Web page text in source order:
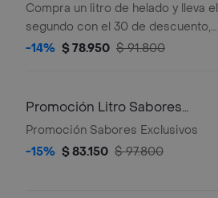
Compra un litro de helado y lleva el
segundo con el 30 de descuento,
sabores surtidos
-14% $ 78.950 $ 91.800
Promoción Litro Sabores
Exclusivos
Promoción Sabores Exclusivos
-15% $ 83.150 $ 97.800